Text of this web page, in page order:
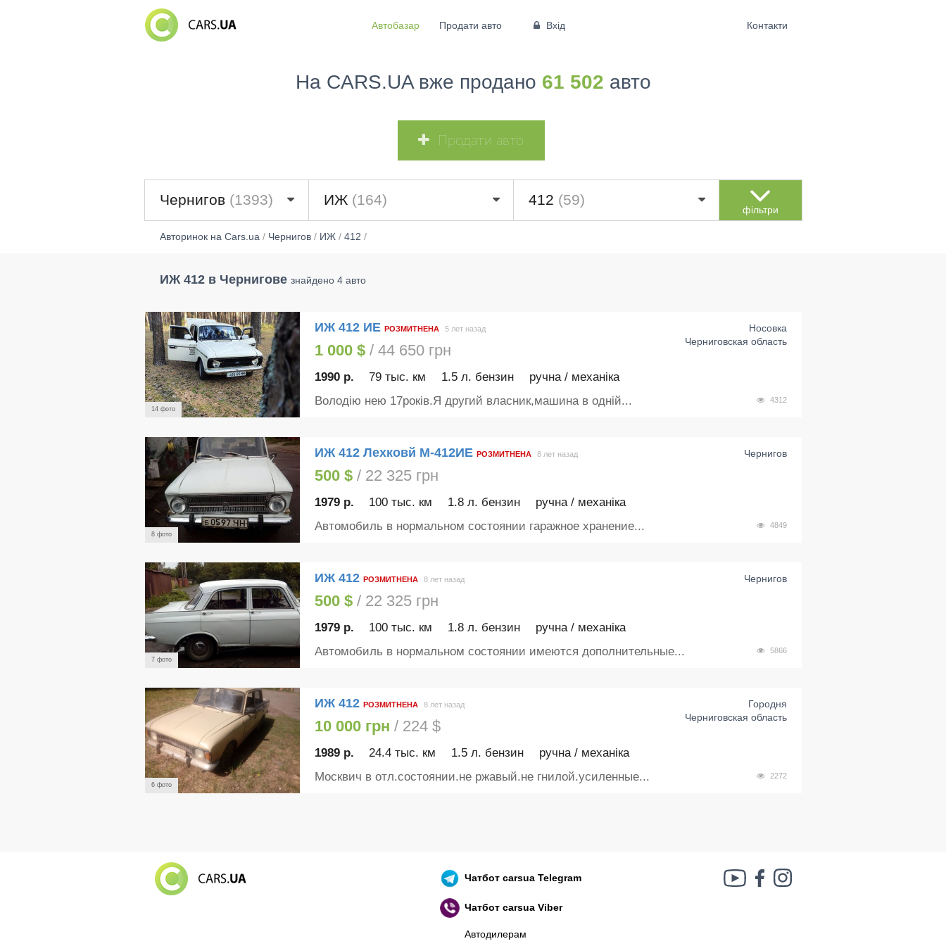
Автобазар Продати авто Вхід Контакти
На CARS.UA вже продано 61 502 авто
Продати авто
Чернигов (1393) ИЖ (164) 412 (59)
фільтри
Авторинок на Cars.ua/ Чернигов/ ИЖ/ 412 /
ИЖ 412 в Чернигове знайдено 4 авто
14 фото
ИЖ 412 ИЕ РОЗМИТНЕНА
Носовка
Черниговская область
5 лет назад
1 000 $/ 44 650 грн
1990 р. 79 тыс. км 1.5 л. бензин ручна / механіка
4312
Володію нею 17років.Я другий власник,машина в одній...
8 фото
ИЖ 412 Лехковй М-412ИЕ РОЗМИТНЕНА Чернигов
8 лет назад
500 $/ 22 325 грн
1979 р. 100 тыс. км 1.8 л. бензин ручна / механіка
4849
Автомобиль в нормальном состоянии гаражное хранение...
7 фото
ИЖ 412 РОЗМИТНЕНА Чернигов
8 лет назад
500 $/ 22 325 грн
1979 р. 100 тыс. км 1.8 л. бензин ручна / механіка
5866
Автомобиль в нормальном состоянии имеются дополнительные...
6 фото
ИЖ 412 РОЗМИТНЕНА
Городня
Черниговская область
8 лет назад
10 000 грн / 224 $
1989 р. 24.4 тыс. км 1.5 л. бензин ручна / механіка
2272
Москвич в отл.состоянии.не ржавый.не гнилой.усиленные...
Чатботcarsua Telegram
Чатботcarsua Viber
Автодилерам